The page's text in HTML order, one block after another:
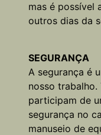
mas é possível
outros dias da
SEGURANÇA
A segurança é
nosso
participam de
segurança no
manuseio de